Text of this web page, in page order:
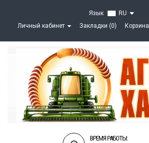
Язык
RU
Личный кабинет
Закладки (0) Корзина
ВРЕМЯ РАБОТЫ: